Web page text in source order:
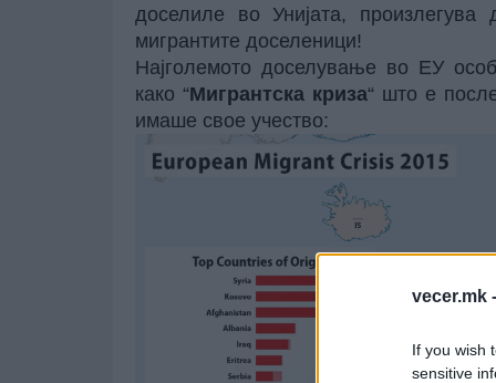
vecer.mk -
If you wish
sensitive
доселиле во Унијата,
мигрантите доселеници!
Најголемото доселување во ЕУ
како “Мигрантска криза“ што е
имаше свое учество: